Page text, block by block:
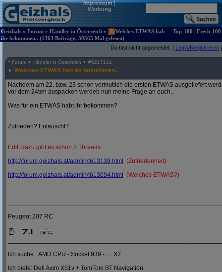
Impressum|
Werbung
Geizhals » Forum » Händler in Österreich »
Welches ETWAS hab
ihr bekommen.. (1363 Beiträge, 30565 Mal gelesen)
Top-100 | Fresh-100
Du bist nicht angemeldet. [ Login/Registrieren ]
^ Forum Händler in Österreich #5217131
Welches ETWAS hab ihr bekommen..
Nachdem am 22. bzw. 23 schon vermutlich die ersten ETWAS ausgeliefert
vor dem 24ten auspacken werdeb nun meine Frage an euch..
Was für ein ETWAS habt ihr bekommen?
Zufrieden? Entäuscht?
Edit: dazu gibt es schon 2 Threads:
http://forum.geizhals.at/admin/t613139.html
(Zufriedenheit)
http://forum.geizhals.at/admin/t613094.html (Welches ETWAS?)
Peugeot 207 RC
Ich suche: AMD CPU - Sockel 939 - .... X2
Ich biete: Dell Axim X51v + TomTom BT Navigation